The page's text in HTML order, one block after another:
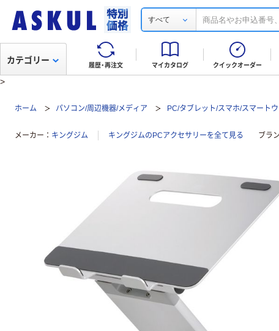
すべて
履歴・再注文 マイカタログ クイックオーダー
カテゴリー
>
ホーム パソコン/周辺機器/メディア PC/タブレット/スマホ/スマート
メーカー キングジム キングジムのPCアクセサリーを全て見る ブラ